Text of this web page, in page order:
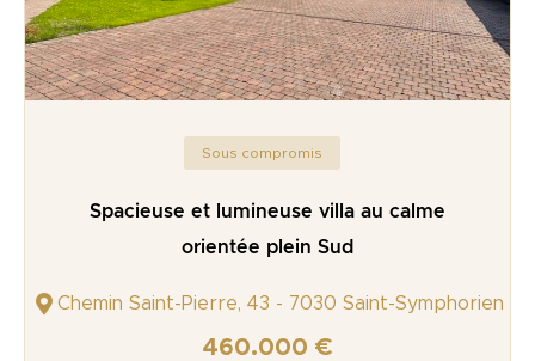
Sous compromis
Spacieuse et lumineuse villa au calme
orientée plein Sud
Chemin Saint-Pierre, 43 - 7030 Saint-Symphorien
460.000 €